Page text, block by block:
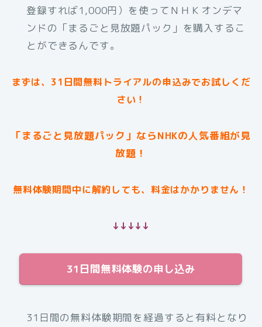
登録すれば1,000円）を使ってＮＨＫオンデマ
ンドの「まるごと見放題パック」を購入するこ
とができるんです。
まずは、31日間無料トライアルの申込みでお試しくだ
さい！
「まるごと見放題パック」ならNHKの人気番組が見
放題！
無料体験期間中に解約しても、料金はかかりません！
↓↓↓↓↓
31日間無料体験の申し込み
31日間の無料体験期間を経過すると有料となり